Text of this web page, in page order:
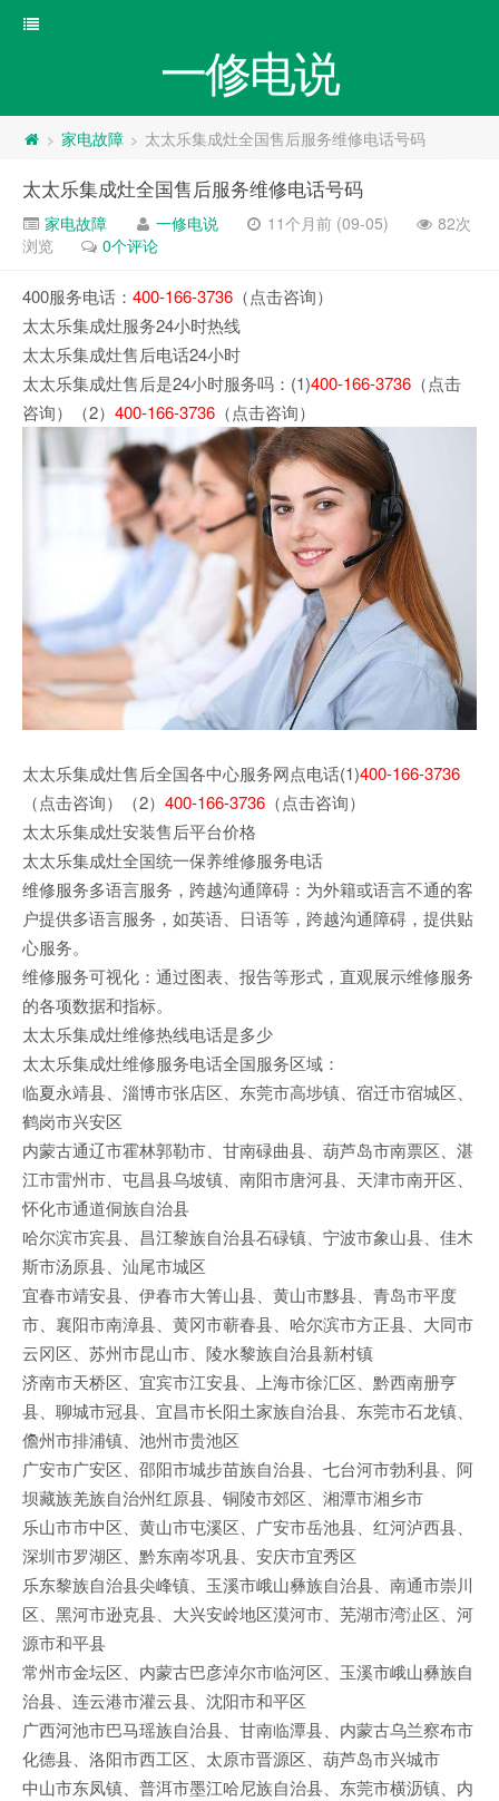
一修电说
> 家电故障 > 太太乐集成灶全国售后服务维修电话号码
太太乐集成灶全国售后服务维修电话号码
家电故障 一修电说 11个月前 (09-05)
82次
浏览
0个评论
400服务电话： 400-166-3736 （点击咨询）
太太乐集成灶服务24小时热线
太太乐集成灶售后电话24小时
太太乐集成灶售后是24小时服务吗：(1)400-166-3736 （点击
咨询）（2） 400-166-3736 （点击咨询）
太太乐集成灶售后全国各中心服务网点电话(1)400-166-3736
（点击咨询）（2） 400-166-3736 （点击咨询）
太太乐集成灶安装售后平台价格
太太乐集成灶全国统一保养维修服务电话
维修服务多语言服务，跨越沟通障碍：为外籍或语言不通的客
户提供多语言服务，如英语、日语等，跨越沟通障碍，提供贴
心服务。
维修服务可视化：通过图表、报告等形式，直观展示维修服务
的各项数据和指标。
太太乐集成灶维修热线电话是多少
太太乐集成灶维修服务电话全国服务区域：
临夏永靖县、淄博市张店区、东莞市高埗镇、宿迁市宿城区、
鹤岗市兴安区
内蒙古通辽市霍林郭勒市、甘南碌曲县、葫芦岛市南票区、湛
江市雷州市、屯昌县乌坡镇、南阳市唐河县、天津市南开区、
怀化市通道侗族自治县
哈尔滨市宾县、昌江黎族自治县石碌镇、宁波市象山县、佳木
斯市汤原县、汕尾市城区
宜春市靖安县、伊春市大箐山县、黄山市黟县、青岛市平度
市、襄阳市南漳县、黄冈市蕲春县、哈尔滨市方正县、大同市
云冈区、苏州市昆山市、陵水黎族自治县新村镇
济南市天桥区、宜宾市江安县、上海市徐汇区、黔西南册亨
县、聊城市冠县、宜昌市长阳土家族自治县、东莞市石龙镇、
儋州市排浦镇、池州市贵池区
广安市广安区、邵阳市城步苗族自治县、七台河市勃利县、阿
坝藏族羌族自治州红原县、铜陵市郊区、湘潭市湘乡市
乐山市市中区、黄山市屯溪区、广安市岳池县、红河泸西县、
深圳市罗湖区、黔东南岑巩县、安庆市宜秀区
乐东黎族自治县尖峰镇、玉溪市峨山彝族自治县、南通市崇川
区、黑河市逊克县、大兴安岭地区漠河市、芜湖市湾沚区、河
源市和平县
常州市金坛区、内蒙古巴彦淖尔市临河区、玉溪市峨山彝族自
治县、连云港市灌云县、沈阳市和平区
广西河池市巴马瑶族自治县、甘南临潭县、内蒙古乌兰察布市
化德县、洛阳市西工区、太原市晋源区、葫芦岛市兴城市
中山市东凤镇、普洱市墨江哈尼族自治县、东莞市横沥镇、内